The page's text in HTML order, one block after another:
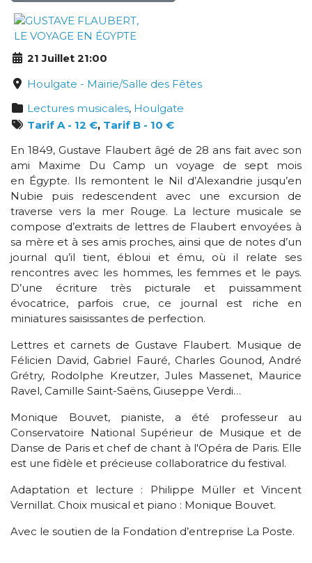
21 Juillet 21:00
Houlgate - Mairie/Salle des Fêtes
Lectures musicales, Houlgate
Tarif A - 12 €, Tarif B - 10 €
En 1849, Gustave Flaubert âgé de 28 ans fait avec son
ami Maxime Du Camp un voyage de sept mois
en Égypte. Ils remontent le Nil d’Alexandrie jusqu’en
Nubie puis redescendent avec une excursion de
traverse vers la mer Rouge. La lecture musicale se
compose d’extraits de lettres de Flaubert envoyées à
sa mère et à ses amis proches, ainsi que de notes d’un
journal qu’il tient, ébloui et ému, où il relate ses
rencontres avec les hommes, les femmes et le pays.
D’une écriture très picturale et puissamment
évocatrice, parfois crue, ce journal est riche en
miniatures saisissantes de perfection.
Lettres et carnets de Gustave Flaubert. Musique de
Félicien David, Gabriel Fauré, Charles Gounod, André
Grétry, Rodolphe Kreutzer, Jules Massenet, Maurice
Ravel, Camille Saint-Saëns, Giuseppe Verdi…
Monique Bouvet, pianiste, a été professeur au
Conservatoire National Supérieur de Musique et de
Danse de Paris et chef de chant à l'Opéra de Paris. Elle
est une fidèle et précieuse collaboratrice du festival.
Adaptation et lecture : Philippe Müller et Vincent
Vernillat. Choix musical et piano : Monique Bouvet.
Avec le soutien de la Fondation d’entreprise La Poste.